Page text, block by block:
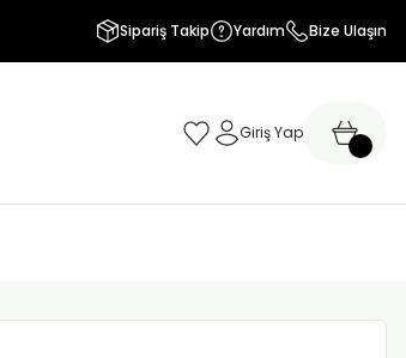
Sipariş Takip Yardım Bize Ulaşın
Giriş Yap